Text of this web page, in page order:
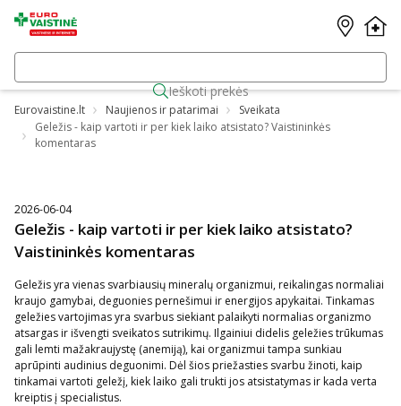
Ieškoti prekės
Eurovaistine.lt Naujienos ir patarimai
Sveikata
Geležis - kaip vartoti ir per kiek laiko atsistato? Vaistininkės
komentaras
2026-06-04
Geležis - kaip vartoti ir per kiek laiko atsistato?
Vaistininkės komentaras
Geležis yra vienas svarbiausių mineralų organizmui, reikalingas normaliai
kraujo gamybai, deguonies pernešimui ir energijos apykaitai. Tinkamas
geležies vartojimas yra svarbus siekiant palaikyti normalias organizmo
atsargas ir išvengti sveikatos sutrikimų. Ilgainiui didelis geležies trūkumas
gali lemti mažakraujystę (anemiją), kai organizmui tampa sunkiau
aprūpinti audinius deguonimi. Dėl šios priežasties svarbu žinoti, kaip
tinkamai vartoti geležį, kiek laiko gali trukti jos atsistatymas ir kada verta
kreiptis į specialistus.